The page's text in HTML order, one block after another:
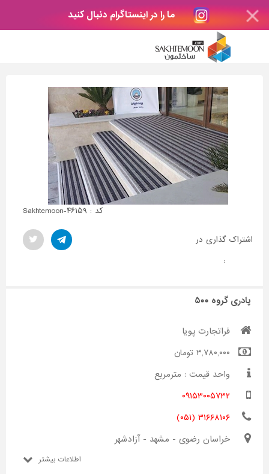
ما را در اینستاگرام دنبال کنید
کد : Sakhtemoon-۴۶۱۵۹
اشتراک گذاری در
:
پادری گروه ۵۰۰
فراتجارت پویا
۳,۷۸۰,۰۰۰ تومان
واحد قیمت : مترمربع
۰۹۱۵۳۰۰۵۷۳۲
۳۱۶۶۸۱۰۶ (۰۵۱)
خراسان رضوی - مشهد - آزادشهر
اطلاعات بیشتر